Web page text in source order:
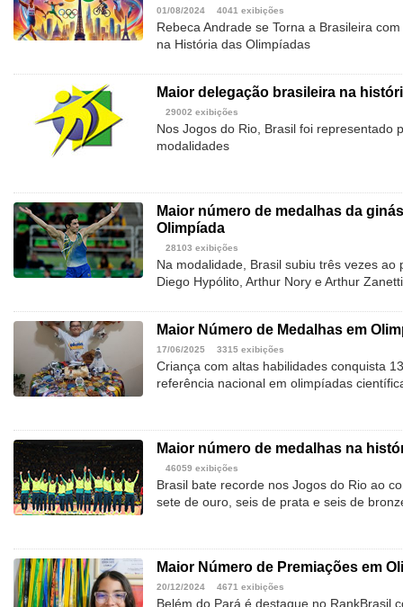
01/08/2024 4041 exibições
Rebeca Andrade se Torna a Brasileira
na História das Olimpíadas
Maior delegação brasileira na
29002 exibições
Nos Jogos do Rio, Brasil foi representado
modalidades
Maior número de medalhas da
Olimpíada
28103 exibições
Na modalidade, Brasil subiu três vezes ao
Diego Hypólito, Arthur Nory e Arthur Zanetti
Maior Número de Medalhas em
17/06/2025 3315 exibições
Criança com altas habilidades conquista
referência nacional em olimpíadas
Maior número de medalhas na
46059 exibições
Brasil bate recorde nos Jogos do Rio ao
sete de ouro, seis de prata e seis de
Maior Número de Premiações em
20/12/2024 4671 exibições
Belém do Pará é destaque no RankBrasil